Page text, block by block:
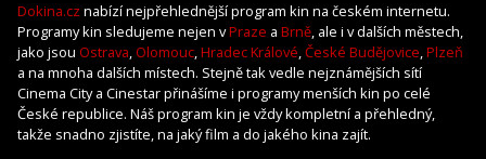
Dokina.cz nabízí nejpřehlednější program kin na českém internetu.
Programy kin sledujeme nejen vPraze a Brně, ale i v dalších městech,
jako jsou Ostrava, Olomouc,Hradec Králové,České Budějovice,Plzeň
a na mnoha dalších místech. Stejně tak vedle nejznámějších sítí
Cinema City a Cinestar přinášíme i programy menších kin po celé
České republice. Náš program kin je vždy kompletní a přehledný,
takže snadno zjistíte, na jaký film a do jakého kina zajít.